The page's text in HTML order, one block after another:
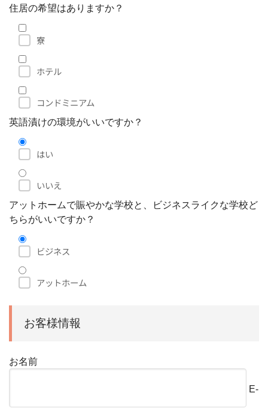
住居の希望はありますか？
寮
ホテル
コンドミニアム
英語漬けの環境がいいですか？
はい
いいえ
アットホームで賑やかな学校と、ビジネスライクな学校ど
ちらがいいですか？
ビジネス
アットホーム
お客様情報
お名前
E-